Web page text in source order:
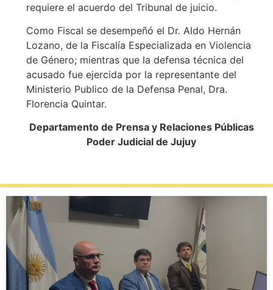
requiere el acuerdo del Tribunal de juicio.
Como Fiscal se desempeñó el Dr. Aldo Hernán
Lozano, de la Fiscalía Especializada en Violencia
de Género; mientras que la defensa técnica del
acusado fue ejercida por la representante del
Ministerio Publico de la Defensa Penal, Dra.
Florencia Quintar.
Departamento de Prensa y Relaciones Públicas
Poder Judicial de Jujuy